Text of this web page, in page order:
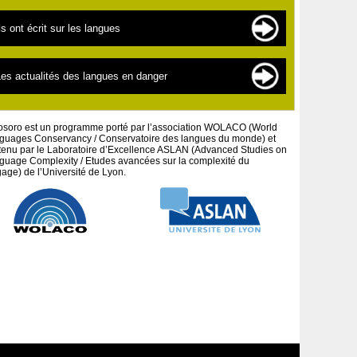
« nouvelles » langues
linguistique pour les débutants
sources de documentation
défense des peuples et cultures autochtones
projets artistiques
Ils ont écrit sur les langues
par thématiques
Les actualités des langues en danger
est un programme porté par l’association WOLACO (World
Conservancy / Conservatoire des langues du monde) et
par le Laboratoire d’Excellence ASLAN (Advanced Studies on
Complexity / Etudes avancées sur la complexité du
de l’Université de Lyon.